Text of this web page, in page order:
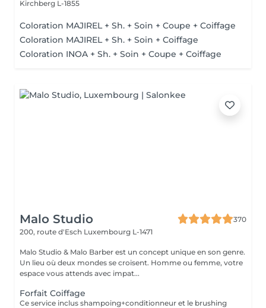
Kirchberg L-1855
Coloration MAJIREL + Sh. + Soin + Coupe + Coiffage
Coloration MAJIREL + Sh. + Soin + Coiffage
Coloration INOA + Sh. + Soin + Coupe + Coiffage
Malo Studio
370
200, route d'Esch Luxembourg L-1471
Malo Studio & Malo Barber est un concept unique en son genre.
Un lieu où deux mondes se croisent. Homme ou femme, votre
espace vous attends avec impat...
Forfait Coiffage
Ce service inclus shampoing+conditionneur et le brushing